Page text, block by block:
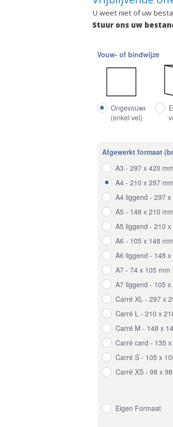
U weet niet of uw
Stuur ons uw
Vouw- of bindwijze
Ongevouwen
(enkel vel)
Afgewerkt formaat
A3 - 297 x 420 mm
A4 - 210 x 297 mm
A4 liggend - 297
A5 - 148 x 210 mm
A5 liggend - 210
A6 - 105 x 148 mm
A6 liggend - 148
A7 - 74 x 105 mm
A7 liggend - 105 x
Carré XL - 297 x
Carré L - 210 x
Carré M - 148 x
Carré card - 135
Carré S - 105 x
Carré XS - 98 x
Eigen Formaat